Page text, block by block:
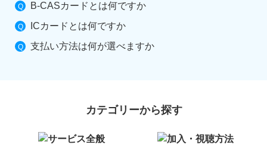
B-CASカードとは何ですか
ICカードとは何ですか
支払い方法は何が選べますか
カテゴリーから探す